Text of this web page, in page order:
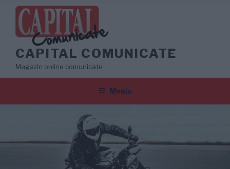
conținut
CAPITAL COMUNICATE
Magazin online comunicate
Meniu